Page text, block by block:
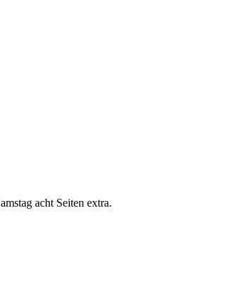
acht Seiten extra.